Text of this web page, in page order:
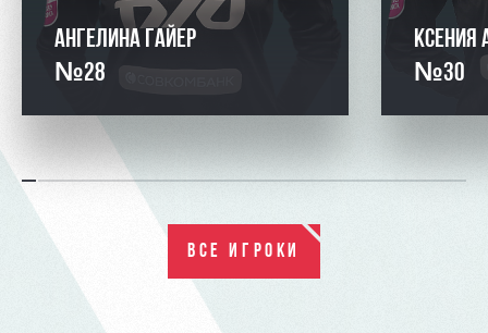
АНГЕЛИНА ГАЙЕР
№28
КСЕНИЯ
№30
ВСЕ ИГРОКИ